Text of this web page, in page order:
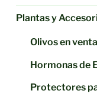
Plantas y
Olivos en venta
Hormonas de
Protectores